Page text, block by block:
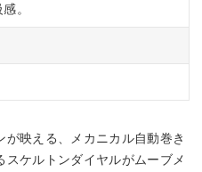
。
映える、メカニカル自動巻き
ケルトンダイヤルがムーブメ